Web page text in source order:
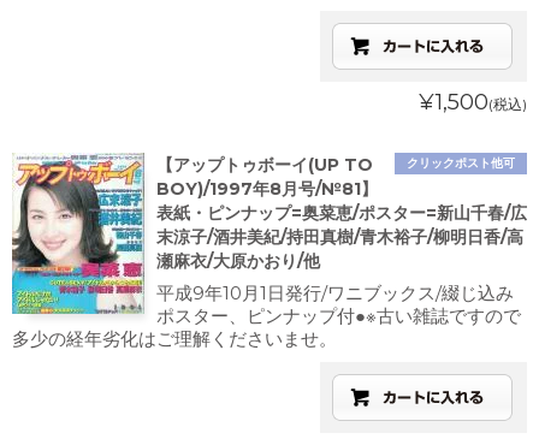
¥1,500(税込)
クリックポスト他可
【アップトゥボーイ(UP TO
BOY)/1997年8月号/№81】
表紙・ピンナップ=奥菜恵/ポスター=新山千春/広
末涼子/酒井美紀/持田真樹/青木裕子/柳明日香/高
瀬麻衣/大原かおり/他
平成9年10月1日発行/ワニブックス/綴じ込み
ポスター、ピンナップ付●※古い雑誌ですので
多少の経年劣化はご理解くださいませ。